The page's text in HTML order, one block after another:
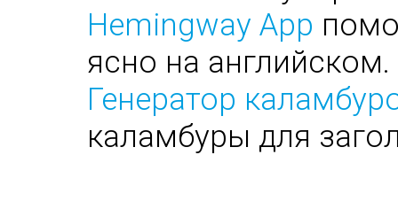
Hemingway App
ясно на английском.
Генератор
каламбуры для